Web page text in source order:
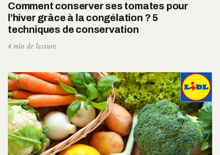
Comment conserver ses tomates pour
l’hiver grâce à la congélation ? 5
techniques de conservation
4 min de lecture